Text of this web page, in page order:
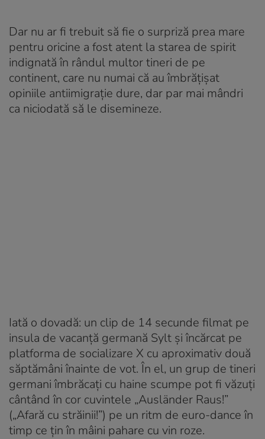
Dar nu ar fi trebuit să fie o surpriză prea mare
pentru oricine a fost atent la starea de spirit
indignată în rândul multor tineri de pe
continent, care nu numai că au îmbrățișat
opiniile antiimigrație dure, dar par mai mândri
ca niciodată să le disemineze.
Iată o dovadă: un clip de 14 secunde filmat pe
insula de vacanță germană Sylt și încărcat pe
platforma de socializare X cu aproximativ două
săptămâni înainte de vot. În el, un grup de tineri
germani îmbrăcați cu haine scumpe pot fi văzuți
cântând în cor cuvintele „Ausländer Raus!”
(„Afară cu străinii!”) pe un ritm de euro-dance în
timp ce țin în mâini pahare cu vin roze.